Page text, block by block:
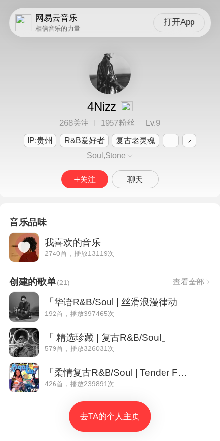
网易云音乐
相信音乐的力量
打开App
4Nizz
268关注 1957粉丝 Lv.9
IP:贵州 R&B爱好者
复古老灵魂
Soul,Stone
关注 聊天
音乐品味
我喜欢的音乐
2740首，播放13119次
创建的歌单(21) 查看全部
「华语R&B/Soul | 丝滑浪漫律动」
192首，播放397465次
「 精选珍藏 | 复古R&B/Soul」
579首，播放326031次
「柔情复古R&B/Soul | Tender Feelings」
426首，播放239891次
去TA的个人主页